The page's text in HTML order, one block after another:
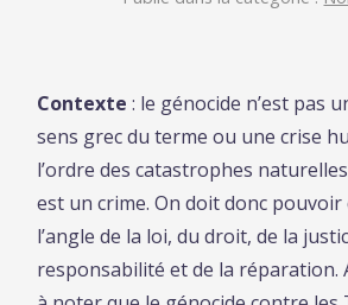
Contexte : le génocide n’est pas
sens grec du terme ou une crise
l’ordre des catastrophes
est un crime. On doit donc
l’angle de la loi, du droit, de la
responsabilité et de la réparation.